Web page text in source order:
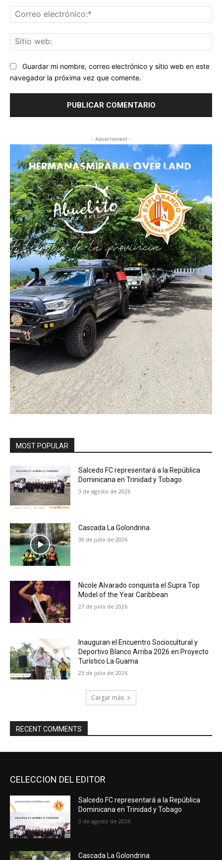
Guardar mi nombre, correo electrónico y sitio web en este
navegador la próxima vez que comente.
- Advertisment -
MOST POPULAR
Salcedo FC representará a la República
Dominicana en Trinidad y Tobago
3 de agosto de 2026
Cascada La Golondrina
30 de julio de 2026
Nicole Alvarado conquista el Supra Top
Model of the Year Caribbean
27 de julio de 2026
Inauguran el Encuentro Sociocultural y
Deportivo Blanco Arriba 2026 en Proyecto
Turístico La Guama
23 de julio de 2026
Cargar más
RECENT COMMENTS
CELECCION DEL EDITOR
Salcedo FC representará a la República
Dominicana en Trinidad y Tobago
3 de agosto de 2026
Cascada La Golondrina